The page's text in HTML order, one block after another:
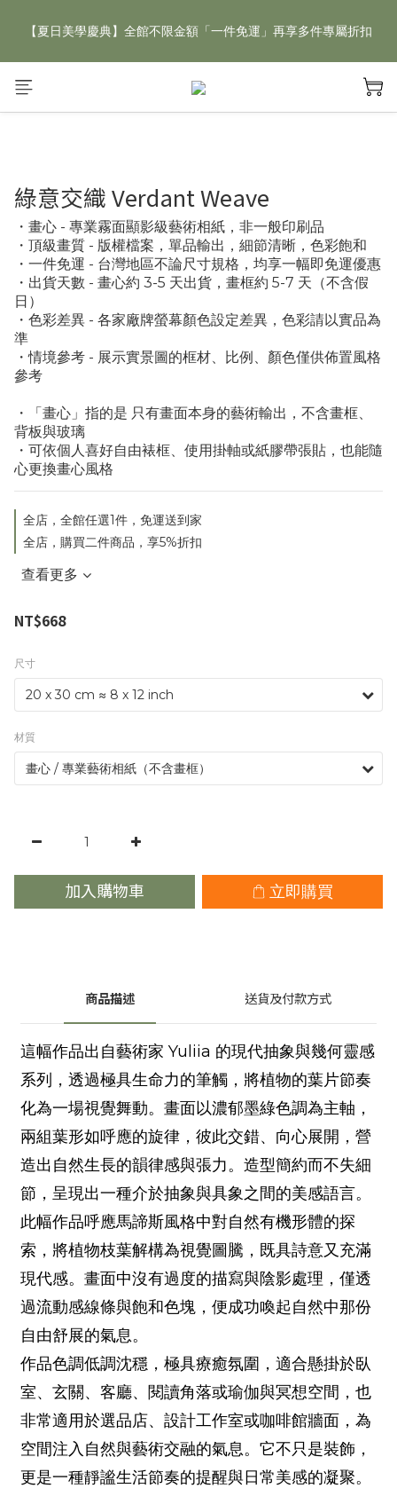
【夏日美學慶典】全館不限金額「一件免運」再享多件專屬折扣
新手好禮 🎁 加 LINE 好友，現領 新朋友專屬見面禮 優惠券！👉
綠意交織 Verdant Weave
・畫心 - 專業霧面顯影級藝術相紙，非一般印刷品
・頂級畫質 - 版權檔案，單品輸出，細節清晰，色彩飽和
・一件免運 - 台灣地區不論尺寸規格，均享一幅即免運優惠
・出貨天數 - 畫心約 3-5 天出貨，畫框約 5-7 天（不含假
日）
・色彩差異 - 各家廠牌螢幕顏色設定差異，色彩請以實品為
準
・情境參考 - 展示實景圖的框材、比例、顏色僅供佈置風格
參考
・「畫心」指的是 只有畫面本身的藝術輸出，不含畫框、
背板與玻璃
・可依個人喜好自由裱框、使用掛軸或紙膠帶張貼，也能隨
心更換畫心風格
全店，全館任選1件，免運送到家
全店，購買二件商品，享5%折扣
查看更多
NT$668
尺寸
材質
加入購物車 立即購買
商品描述 送貨及付款方式
這幅作品出自藝術家 Yuliia 的現代抽象與幾何靈感
系列，透過極具生命力的筆觸，將植物的葉片節奏
化為一場視覺舞動。畫面以濃郁墨綠色調為主軸，
兩組葉形如呼應的旋律，彼此交錯、向心展開，營
造出自然生長的韻律感與張力。造型簡約而不失細
節，呈現出一種介於抽象與具象之間的美感語言。
此幅作品呼應馬諦斯風格中對自然有機形體的探
索，將植物枝葉解構為視覺圖騰，既具詩意又充滿
現代感。畫面中沒有過度的描寫與陰影處理，僅透
過流動感線條與飽和色塊，便成功喚起自然中那份
自由舒展的氣息。
作品色調低調沈穩，極具療癒氛圍，適合懸掛於臥
室、玄關、客廳、閱讀角落或瑜伽與冥想空間，也
非常適用於選品店、設計工作室或咖啡館牆面，為
空間注入自然與藝術交融的氣息。它不只是裝飾，
更是一種靜謐生活節奏的提醒與日常美感的凝聚。